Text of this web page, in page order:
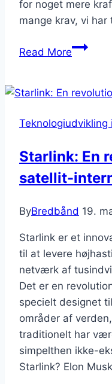
for noget mere
mange krav, vi
Read More5G
af
Starlink: En
satellit-
ByBredbånd 19.
Starlink er et
til at levere
netværk af
Det er en
specielt designet
områder af
traditionelt har
simpelthen ikke-
Starlink? Elon